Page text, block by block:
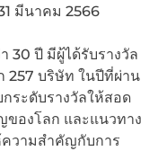
มีนาคม 2566
30 ปี มีผู้ได้รับรางวัล
257 บริษัท ในปีที่ผ่าน
ระดับรางวัลให้สอด
องโลก และแนวทาง
วามสำคัญกับการ